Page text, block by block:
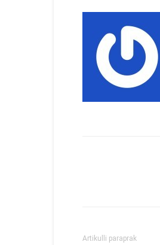
Artikulli paraprak